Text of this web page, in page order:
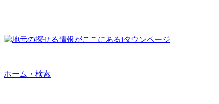
ホーム・検索